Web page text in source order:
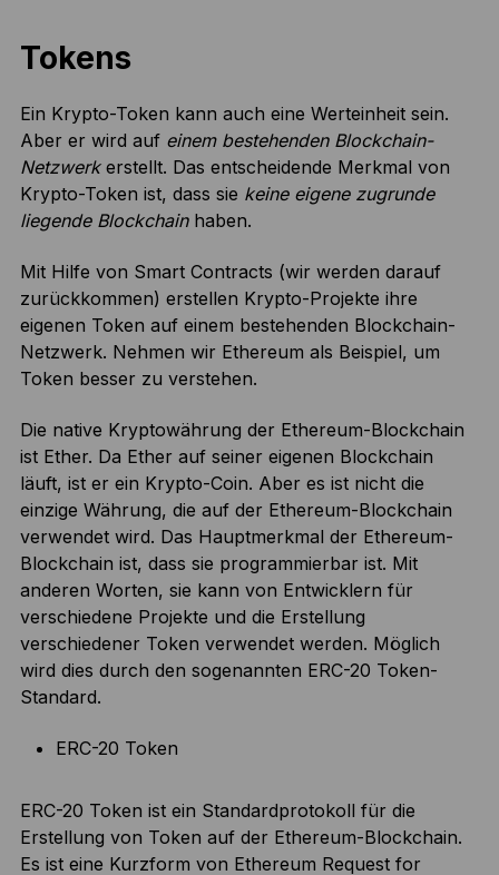
Tokens
Ein Krypto-Token kann auch eine Werteinheit sein.
Aber er wird auf einem bestehenden Blockchain-
Netzwerkerstellt. Das entscheidende Merkmal von
Krypto-Token ist, dass sie keine eigene zugrunde
liegende Blockchainhaben.
Mit Hilfe von Smart Contracts (wir werden darauf
zurückkommen) erstellen Krypto-Projekte ihre
eigenen Token auf einem bestehenden Blockchain-
Netzwerk. Nehmen wir Ethereum als Beispiel, um
Token besser zu verstehen.
Die native Kryptowährung der Ethereum-Blockchain
ist Ether. Da Ether auf seiner eigenen Blockchain
läuft, ist er ein Krypto-Coin. Aber es ist nicht die
einzige Währung, die auf der Ethereum-Blockchain
verwendet wird. Das Hauptmerkmal der Ethereum-
Blockchain ist, dass sie programmierbar ist. Mit
anderen Worten, sie kann von Entwicklern für
verschiedene Projekte und die Erstellung
verschiedener Token verwendet werden. Möglich
wird dies durch den sogenannten ERC-20 Token-
Standard.
ERC-20 Token
ERC-20 Token ist ein Standardprotokoll für die
Erstellung von Token auf der Ethereum-Blockchain.
Es ist eine Kurzform von Ethereum Request for